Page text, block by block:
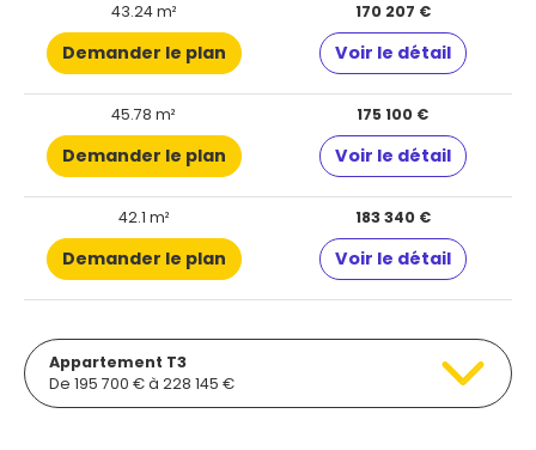
43.24 m² 170 207 €
Demander le plan Voir le détail
45.78 m² 175 100 €
Demander le plan Voir le détail
42.1 m² 183 340 €
Demander le plan Voir le détail
Appartement T3
De 195 700 € à 228 145 €